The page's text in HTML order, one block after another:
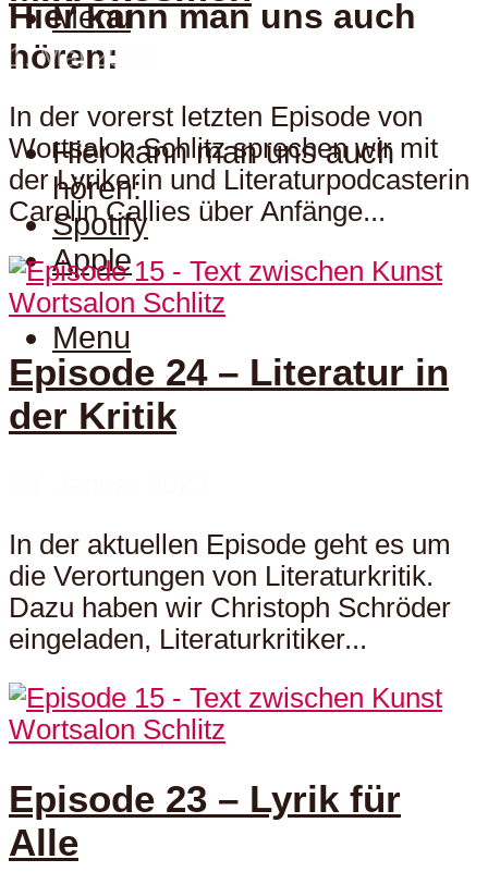
Menu
Hier kann man uns auch
hören:
Hier kann man uns auch
hören:
Spotify
Apple
Menu
1. Mai 2023
In der vorerst letzten Episode von
Wortsalon Schlitz sprechen wir mit
der Lyrikerin und Literaturpodcasterin
Carolin Callies über Anfänge...
Wortsalon Schlitz
Episode 24 – Literatur in
der Kritik
In der aktuellen Episode geht es um
die Verortungen von Literaturkritik.
Dazu haben wir Christoph Schröder
eingeladen, Literaturkritiker...
Wortsalon Schlitz
Episode 23 – Lyrik für
Alle